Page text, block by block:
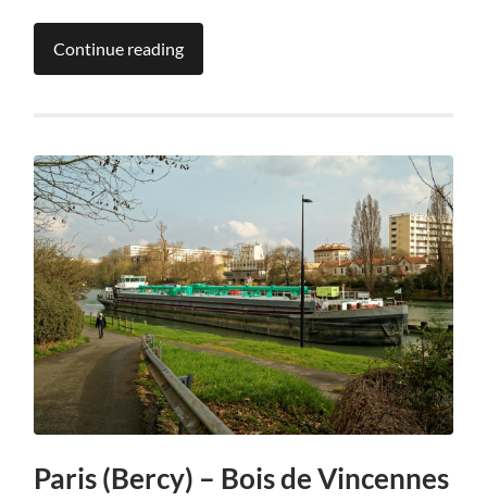
Continue reading
Paris (Bercy) – Bois de Vincennes